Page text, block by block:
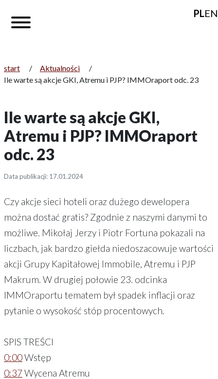
PLEN
start / Aktualności
/
Ile warte są akcje GKI, Atremu i PJP? IMMOraport odc. 23
Ile warte są akcje GKI,
Atremu i PJP? IMMOraport
odc. 23
Data publikacji: 17.01.2024
Czy akcje sieci hoteli oraz dużego dewelopera
można dostać gratis? Zgodnie z naszymi danymi to
możliwe. Mikołaj Jerzy i Piotr Fortuna pokazali na
liczbach, jak bardzo giełda niedoszacowuje wartości
akcji Grupy Kapitałowej Immobile, Atremu i PJP
Makrum. W drugiej połowie 23. odcinka
IMMOraportu tematem był spadek inflacji oraz
pytanie o wysokość stóp procentowych.
SPIS TREŚCI
0:00Wstęp
0:37Wycena Atremu